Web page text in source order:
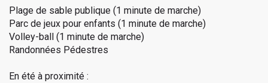
Plage de sable publique (1 minute de marche)
Parc de jeux pour enfants (1 minute de marche)
Volley-ball (1 minute de marche)
Randonnées Pédestres
En été à proximité :